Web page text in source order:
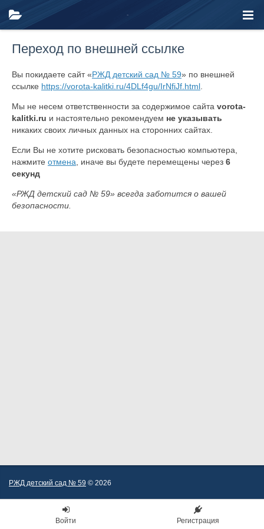
Переход по внешней ссылке
Вы покидаете сайт «РЖД детский сад № 59» по внешней
ссылке https://vorota-kalitki.ru/4DLf4gu/IrNfiJf.html
Мы не несем ответственности за содержимое сайта vorota-
kalitki.ru и настоятельно рекомендуем не указывать
никаких своих личных данных на сторонних сайтах.
Если Вы не хотите рисковать безопасностью компьютера,
нажмите отмена , иначе вы будете перемещены через 6
секунд
«РЖД детский сад № 59» всегда заботится о вашей
безопасности.
РЖД детский сад № 59 © 2026
Войти Регистрация